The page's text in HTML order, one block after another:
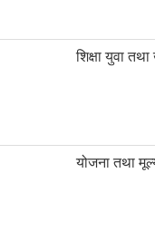
शिक्षा युवा
योजना तथा